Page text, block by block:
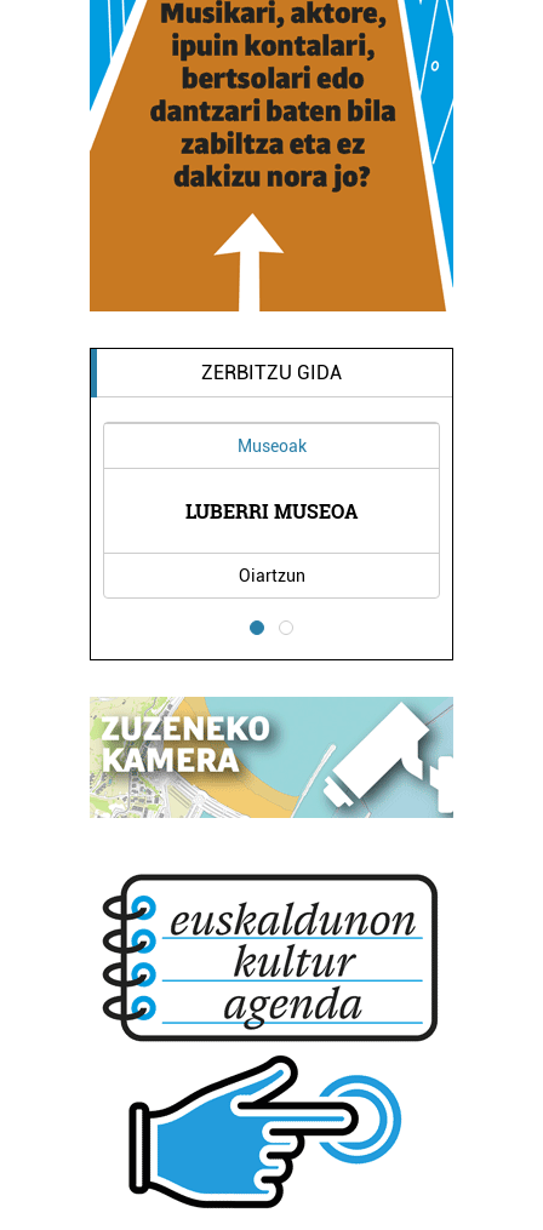
buruzko informazio gehiago eta ezarri zure lehentasunak
datuen atalean. Edozein unetan alda edo ken dezakezu
zure baimena Cookieen adierazpenean.
Webgune honek cookie propioak eta hirugarrenen cookie-
fitxategiak erabiltzen ditu. Zure esperientzia eta
zerbitzuak hobetzeko asmoz, cookie teknologiaz
baliatzen gara. Ohar hau onartuz gero, teknologia hori
erabiltzeko baimen esplizitua ematen diguzu.
Gehiago
ZERBITZU GIDA
Loradendak
PACHECO IZETA LORADENDA
Oiartzun